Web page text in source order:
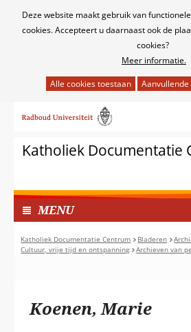
Cookies
Deze website maakt gebruik van
cookies. Accepteert u daarnaast ook de
cookies?
Meer informatie.
het
van
cookies
deze
website
worden
toegestaan
of
naar
inhoudKatholiek Documentatie
MENUI
N
G
E
P
Katholiek Documentatie Centrum Bladeren
Cultuur, vrije tijd en ontspanning
Archieven van
Koenen, Marie